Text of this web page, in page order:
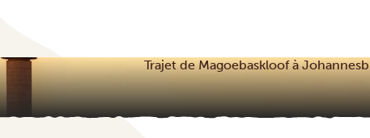
Trajet de Magoebaskloof à